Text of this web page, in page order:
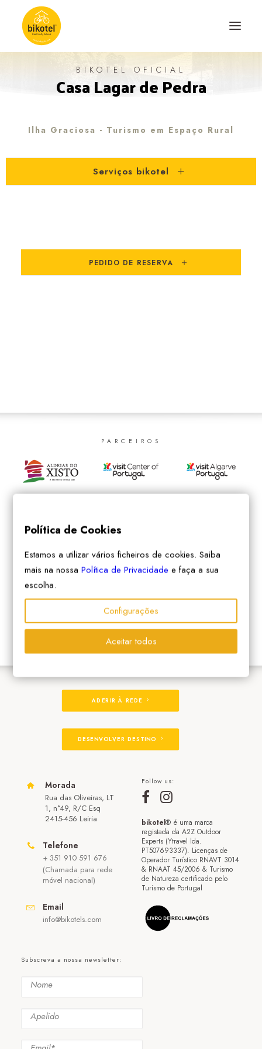
SOBRE NÓS
ALOJAMENTOS
BIKOTEL OFICIAL
Casa Lagar de Pedra
Ilha Graciosa - Turismo em Espaço Rural
Serviços bikotel
PEDIDO DE RESERVA
PARCEIROS
ADERIR À REDE
DESENVOLVER DESTINO
Morada
Rua das Oliveiras, LT
1, n°49, R/C Esq
2415-456 Leiria
Telefone
+ 351 910 591 676
(Chamada para rede
móvel nacional)
Email
info@bikotels.com
Follow us:
bikotel® é uma marca
registada da A2Z Outdoor
Experts (Ytravel lda.
PT507693337). Licenças de
Operador Turístico RNAVT 3014
& RNAAT 45/2006 & Turismo
de Natureza certificado pelo
Turismo de Portugal
Subscreva a nossa newsletter:
Política de Cookies
Estamos a utilizar vários ficheiros de cookies. Saiba
mais na nossaPolítica de Privacidade e faça a sua
escolha.
Configurações
Aceitar todos